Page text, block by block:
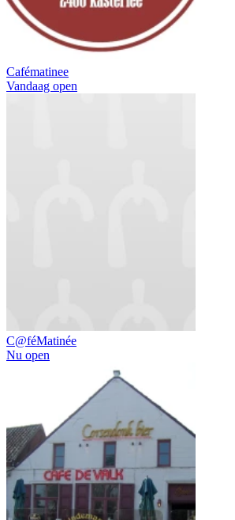
Cafématinee
Vandaag open
C@féMatinée
Nu open